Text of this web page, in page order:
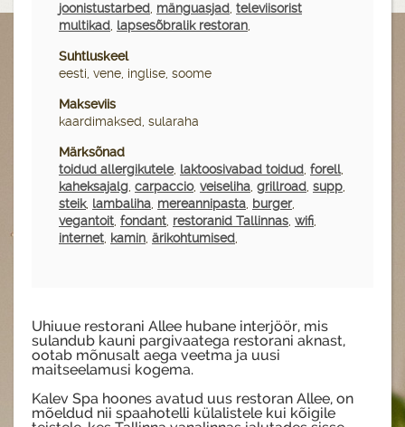
joonistustarbed, mänguasjad, televiisorist
multikad, lapsesõbralik restoran,
Suhtluskeel
eesti, vene, inglise, soome
Makseviis
kaardimaksed, sularaha
Märksõnad
toidud allergikutele, laktoosivabad toidud, forell,
kaheksajalg, carpaccio, veiseliha, grillroad, supp,
steik, lambaliha, mereannipasta, burger,
vegantoit, fondant, restoranid Tallinnas, wifi,
internet, kamin, ärikohtumised,
Uhiuue restorani Allee hubane interjöör, mis
sulandub kauni pargivaatega restorani aknast,
ootab mõnusalt aega veetma ja uusi
maitseelamusi kogema.
Kalev Spa hoones avatud uus restoran Allee, on
mõeldud nii spaahotelli külalistele kui kõigile